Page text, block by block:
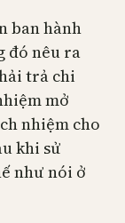
ban hành
đó nêu ra
trả chi
mở
nhiệm cho
khi sử
như nói ở